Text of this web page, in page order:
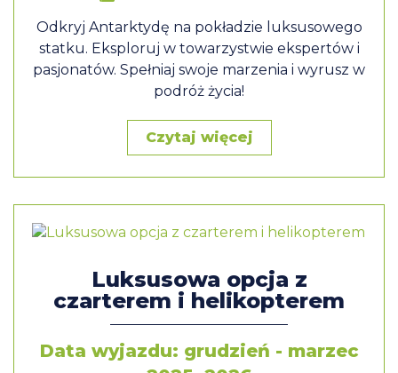
Odkryj Antarktydę na pokładzie luksusowego
statku. Eksploruj w towarzystwie ekspertów i
pasjonatów. Spełniaj swoje marzenia i wyrusz w
podróż życia!
Czytaj więcej
Luksusowa opcja z
czarterem i helikopterem
Data wyjazdu: grudzień - marzec